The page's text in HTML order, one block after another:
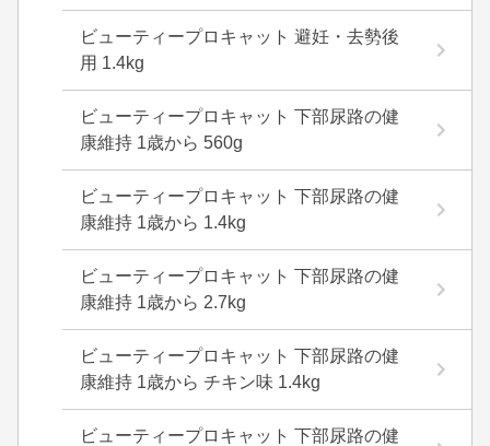
ビューティープロキャット 避妊・去勢後
用 1.4kg
ビューティープロキャット 下部尿路の健
康維持 1歳から 560g
ビューティープロキャット 下部尿路の健
康維持 1歳から 1.4kg
ビューティープロキャット 下部尿路の健
康維持 1歳から 2.7kg
ビューティープロキャット 下部尿路の健
康維持 1歳から チキン味 1.4kg
ビューティープロキャット 下部尿路の健